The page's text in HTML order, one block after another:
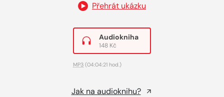
Přehrát ukázku
Audiokniha
148 Kč
MP3 (04:04:21 hod.)
Jak na audioknihu?